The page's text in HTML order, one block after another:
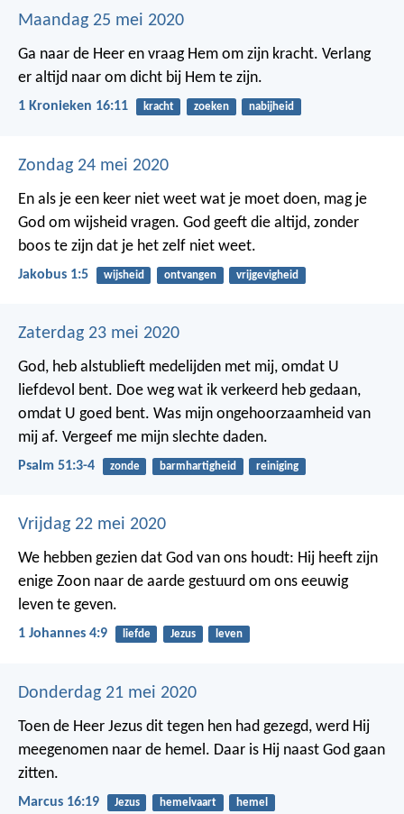
Maandag 25 mei 2020
Ga naar de Heer en vraag Hem om zijn kracht. Verlang
er altijd naar om dicht bij Hem te zijn.
1 Kronieken 16:11 kracht zoeken nabijheid
Zondag 24 mei 2020
En als je een keer niet weet wat je moet doen, mag je
God om wijsheid vragen. God geeft die altijd, zonder
boos te zijn dat je het zelf niet weet.
Jakobus 1:5 wijsheid ontvangen vrijgevigheid
Zaterdag 23 mei 2020
God, heb alstublieft medelijden met mij, omdat U
liefdevol bent. Doe weg wat ik verkeerd heb gedaan,
omdat U goed bent. Was mijn ongehoorzaamheid van
mij af. Vergeef me mijn slechte daden.
Psalm 51:3-4 zonde barmhartigheid reiniging
Vrijdag 22 mei 2020
We hebben gezien dat God van ons houdt: Hij heeft zijn
enige Zoon naar de aarde gestuurd om ons eeuwig
leven te geven.
1 Johannes 4:9 liefde Jezus leven
Donderdag 21 mei 2020
Toen de Heer Jezus dit tegen hen had gezegd, werd Hij
meegenomen naar de hemel. Daar is Hij naast God gaan
zitten.
Marcus 16:19 Jezus hemelvaart hemel